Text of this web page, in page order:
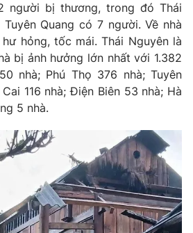
lai
người bị thương, trong đó Thái
Quang có 7 người. Về nhà
hỏng, tốc mái. Thái Nguyên là
bị ảnh hưởng lớn nhất với 1.382
nhà; Phú Thọ 376 nhà; Tuyên
116 nhà; Điện Biên 53 nhà; Hà
5 nhà.